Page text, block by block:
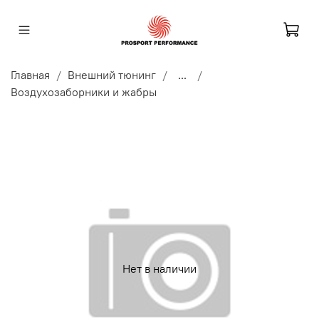
Главная Внешний тюнинг
...
Воздухозаборники и жабры
Нет в наличии